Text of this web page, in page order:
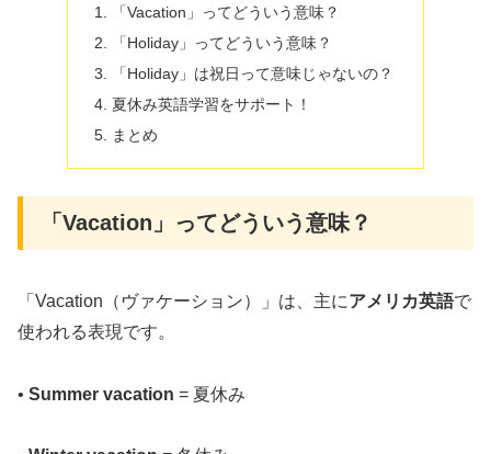
「Vacation」ってどういう意味？
「Holiday」ってどういう意味？
「Holiday」は祝日って意味じゃないの？
夏休み英語学習をサポート！
まとめ
「Vacation」ってどういう意味？
「Vacation（ヴァケーション）」は、主にアメリカ英語で
使われる表現です。
• Summer vacation = 夏休み